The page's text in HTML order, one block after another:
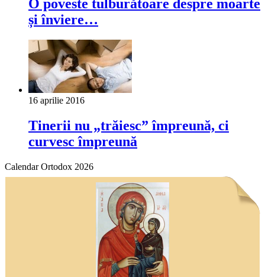
O poveste tulburătoare despre moarte
și înviere…
16 aprilie 2016
Tinerii nu „trăiesc” împreună, ci
curvesc împreună
Calendar Ortodox 2026